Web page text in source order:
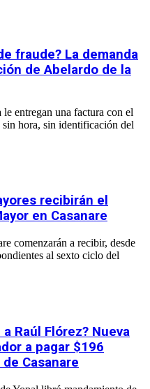
fraude? La demanda
de Abelardo de la
entregan una factura con el
hora, sin identificación del
recibirán el
en Casanare
comenzarán a recibir, desde
al sexto ciclo del
Raúl Flórez? Nueva
a pagar $196
Casanare